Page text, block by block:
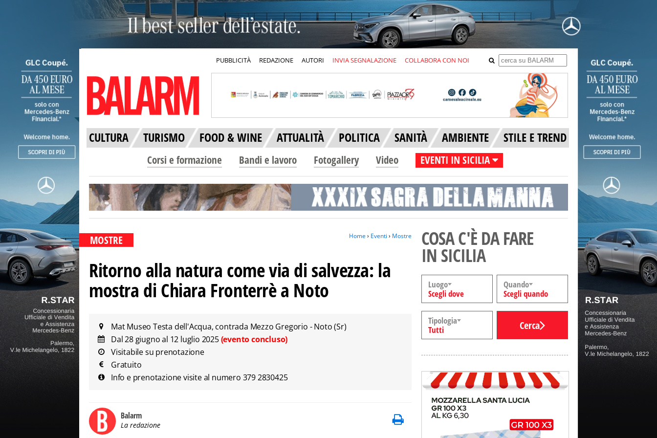
PUBBLICITÀ REDAZIONE AUTORI INVIA SEGNALAZIONE COLLABORA CON NOI
CULTURA TURISMO FOOD & WINE ATTUALITÀ POLITICA SANITÀ AMBIENTE STILE E TREND
Corsi e formazione Bandi e lavoro Fotogallery Video EVENTI IN SICILIA
MOSTRE Home› Eventi › Mostre
Ritorno alla natura come via di salvezza: la
mostra di Chiara Fronterrè a Noto
Mat Museo Testa dell'Acqua, contrada Mezzo Gregorio - Noto (Sr)
Dal 28 giugno al 12 luglio 2025(evento concluso)
Visitabile su prenotazione
Gratuito
Info e prenotazione visite al numero 379 2830425
Balarm
La redazione
COSA C'È DA FARE
IN SICILIA
Luogo
Scegli dove
Quando
Scegli quando
Tipologia
Tutti
Cerca